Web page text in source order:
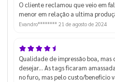
O cliente reclamou que veio em
menor em relação a ultima
Evandro******** 21 de agosto de 2024
Qualidade de impressão boa,
desejar... As tags ficaram
no furo, mas pelo custo/beneficio